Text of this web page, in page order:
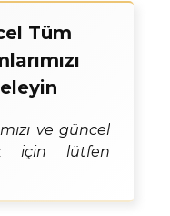
Tüm
ve güncel
için lütfen